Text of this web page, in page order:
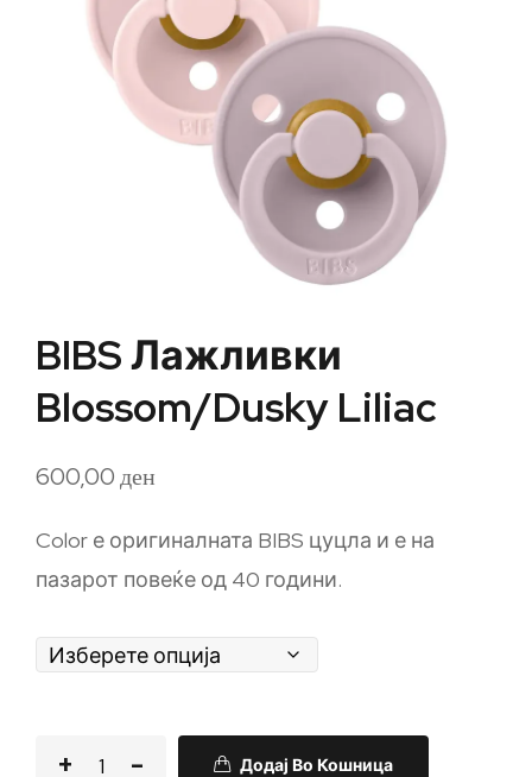
BIBS Лажливки
Blossom/Dusky Liliac
600,00ден
Color е оригиналната BIBS цуцла и е на
пазарот повеќе од 40 години.
Додај Во Кошница